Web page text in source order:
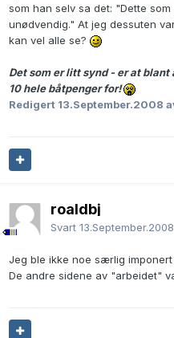
som han selv sa det: "Dette
unødvendig." At jeg dessuten
kan vel alle se?
Det som er litt synd - er at
10 hele båtpenger for!
Redigert 13.September.2008
roaldbj
Svart 13.September.2008
Jeg ble ikke noe særlig
De andre sidene av "arbeidet"